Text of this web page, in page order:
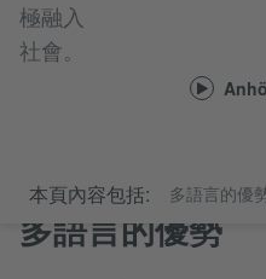
極融入
社會。
本頁內容包括: 多語言的優
多語言的優勢